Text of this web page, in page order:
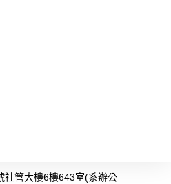
社管大樓6樓643室(系辦公